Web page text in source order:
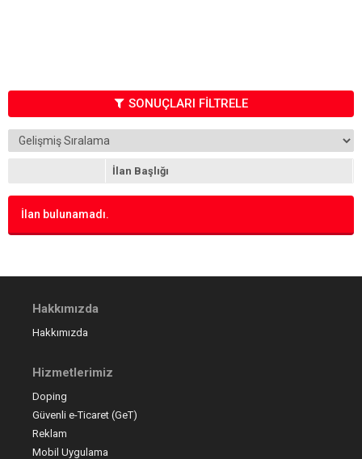
SONUÇLARI FİLTRELE
İlan Başlığı
İlan bulunamadı.
Hakkımızda
Hakkımızda
Hizmetlerimiz
Doping
Güvenli e-Ticaret (GeT)
Reklam
Mobil Uygulama